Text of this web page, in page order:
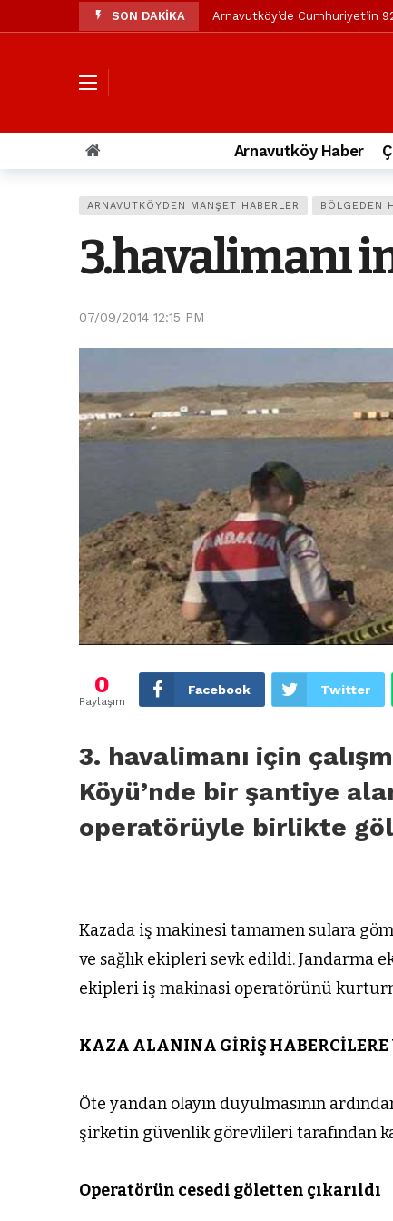
SON DAKİKA Arnavutköy’de Cumhuriyet’in
Özgür Özel’den Arnavutköy
Arnavutköy’ün nüfusu 2024
Arnavutköy Taşoluk’ta seyir
Arnavutköy İmrahor
Toprak kaydı: 3 hafriyat
İstanbul Havalimanı
Arnavutkoy Belediyesi’ne su
Arnavutköy Haber
ARNAVUTKÖYDEN MANŞET HABERLER BÖLGEDEN
3.havalimanı
07/09/2014 12:15 PM
0
Paylaşım
Facebook Twitter
3. havalimanı için
Köyü’nde bir şantiye
operatörüyle birlikte
Kazada iş makinesi tamamen sulara
ve sağlık ekipleri sevk edildi. Jandarma
ekipleri iş makinasi operatörünü
KAZA ALANINA GİRİŞ HABERCİLERE
Öte yandan olayın duyulmasının
şirketin güvenlik görevlileri tarafından
Operatörün cesedi göletten çıkarıldı